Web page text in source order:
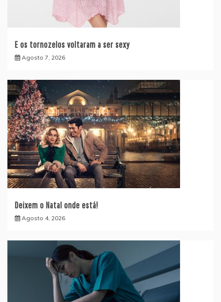
E os tornozelos voltaram a ser sexy
Agosto 7, 2026
Deixem o Natal onde está!
Agosto 4, 2026